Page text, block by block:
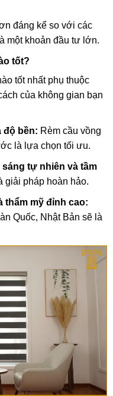
đáng kể so với các
một khoản đầu tư lớn.
tốt?
tốt nhất phụ thuộc
của không gian bạn
độ bền: Rèm cầu vồng
là lựa chọn tối ưu.
tự nhiên và tầm
giải pháp hoàn hảo.
thẩm mỹ đỉnh cao:
Quốc, Nhật Bản sẽ là